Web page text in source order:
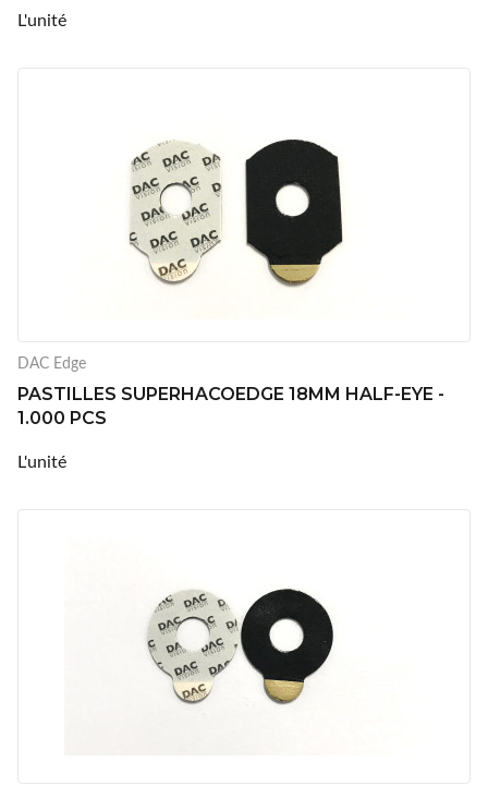
L'unité
DAC Edge
PASTILLES SUPERHACOEDGE 18MM HALF-EYE -
1.000 PCS
L'unité